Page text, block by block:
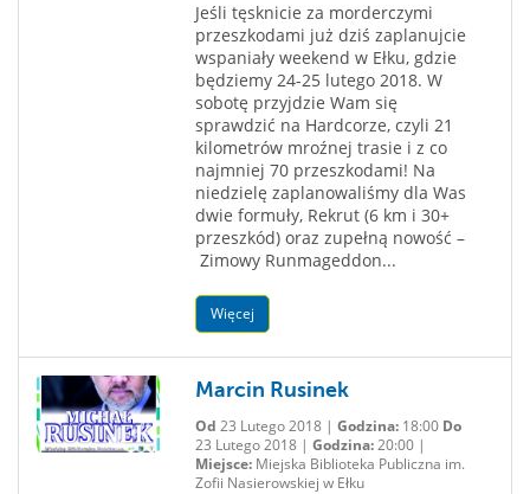
Jeśli tęsknicie za morderczymi
przeszkodami już dziś zaplanujcie
wspaniały weekend w Ełku, gdzie
będziemy 24-25 lutego 2018. W
sobotę przyjdzie Wam się
sprawdzić na Hardcorze, czyli 21
kilometrów mroźnej trasie i z co
najmniej 70 przeszkodami! Na
niedzielę zaplanowaliśmy dla Was
dwie formuły, Rekrut (6 km i 30+
przeszkód) oraz zupełną nowość –
Zimowy Runmageddon...
Więcej
Marcin Rusinek
Od 23 Lutego 2018 | Godzina:18:00 Do
23 Lutego 2018 | Godzina:20:00 |
Miejsce:Miejska Biblioteka Publiczna im.
Zofii Nasierowskiej w Ełku